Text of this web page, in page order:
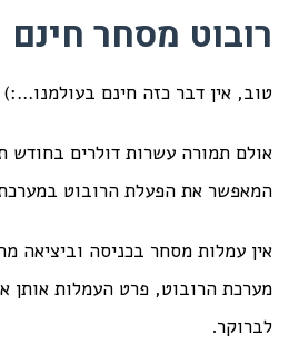
רובוט מסחר חינם
טוב, אין דבר כזה חינם בעולמנו…:)
אולם תמורה עשרות דולרים בחודש
המאפשר את הפעלת הרובוט
אין עמלות מסחר בכניסה וביציאה
מערכת הרובוט, פרט העמלות אותן
לברוקר.